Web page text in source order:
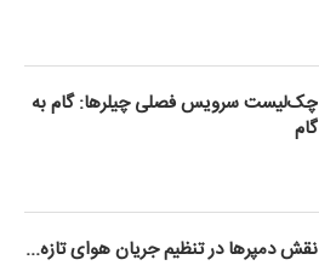
چک‌لیست سرویس فصلی چیلرها: گام به
گام
نقش دمپرها در تنظیم جریان هوای تازه...